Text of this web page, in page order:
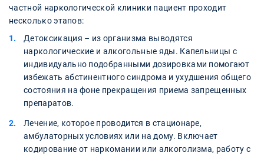
частной наркологической клиники пациент проходит
несколько этапов:
Детоксикация – из организма выводятся
наркологические и алкогольные яды. Капельницы с
индивидуально подобранными дозировками помогают
избежать абстинентного синдрома и ухудшения общего
состояния на фоне прекращения приема запрещенных
препаратов.
Лечение, которое проводится в стационаре,
амбулаторных условиях или на дому. Включает
кодирование от наркомании или алкоголизма, работу с